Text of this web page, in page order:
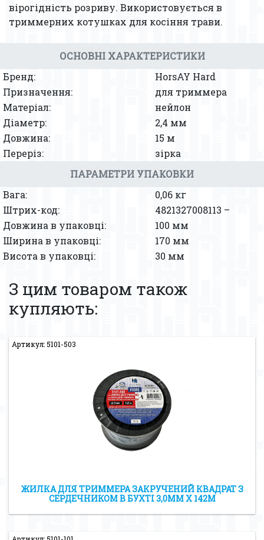
вірогідність розриву. Використовується в
триммерних котушках для косіння трави.
ОСНОВНІ ХАРАКТЕРИСТИКИ
Бренд:
HorsAY Hard
Призначення:
для триммера
Матеріал:
нейлон
Діаметр:
2,4 мм
Довжина:
15 м
Переріз:
зірка
ПАРАМЕТРИ УПАКОВКИ
Вага:
0,06 кг
Штрих-код:
4821327008113 –
Довжина в упаковці:
100 мм
Ширина в упаковці:
170 мм
Висота в упаковці:
30 мм
З цим товаром також
купляють:
Артикул: 5101-503
ЖИЛКА ДЛЯ ТРИММЕРА ЗАКРУЧЕНИЙ КВАДРАТ З
СЕРДЕЧНИКОМ В БУХТІ 3,0ММ X 142М